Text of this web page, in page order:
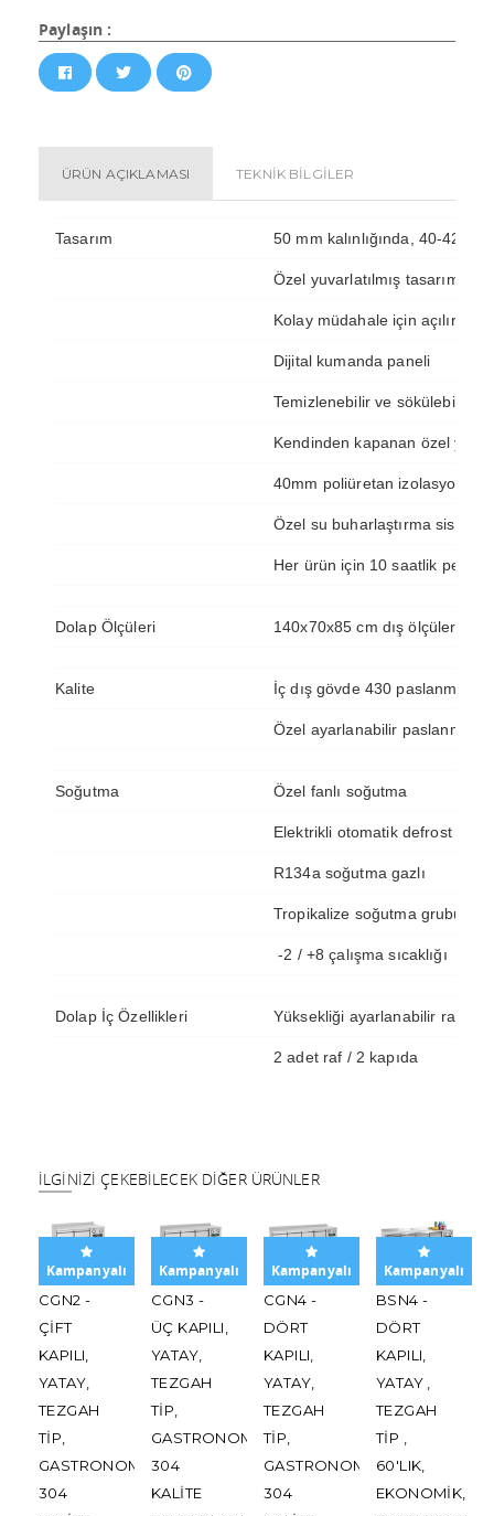
Paylaşın :
ÜRÜN AÇIKLAMASI TEKNİK BİLGİLER
Tasarım 50 mm kalınlığında, 40-42
Özel yuvarlatılmış tasarım
Kolay müdahale için açılır
Dijital kumanda paneli
Temizlenebilir ve sökülebilir
Kendinden kapanan özel
40mm poliüretan izolasyonlü
Özel su buharlaştırma sistemi
Her ürün için 10 saatlik
Dolap Ölçüleri 140x70x85 cm dış ölçülerinde
Kalite İç dış gövde 430 paslanmaz
Özel ayarlanabilir paslanmaz
Soğutma Özel fanlı soğutma
Elektrikli otomatik defrost
R134a soğutma gazlı
Tropikalize soğutma grubu
-2 / +8 çalışma sıcaklığı
Dolap İç Özellikleri Yüksekliği ayarlanabilir raflar
2 adet raf / 2 kapıda
İLGINIZI ÇEKEBILECEK DIĞER ÜRÜNLER
Kampanyalı
CGN2 -
ÇIFT
KAPILI,
YATAY,
TEZGAH
TIP,
GASTRONOM,
304
Kampanyalı
CGN3 -
ÜÇ KAPILI,
YATAY,
TEZGAH
TIP,
GASTRONOM,
304
KALITE
Kampanyalı
CGN4 -
DÖRT
KAPILI,
YATAY,
TEZGAH
TIP,
GASTRONOM,
304
Kampanyalı
BSN4 -
DÖRT
KAPILI,
YATAY ,
TEZGAH
TIP ,
60'LIK,
EKONOMIK,